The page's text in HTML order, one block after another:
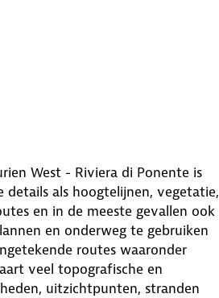
West - Riviera di Ponente is
als hoogtelijnen, vegetatie,
en in de meeste gevallen ook
en onderweg te gebruiken
routes waaronder
veel topografische en
uitzichtpunten, stranden